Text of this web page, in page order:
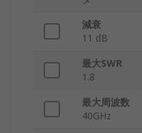
減衰
11 dB
最大SWR
1.8
最大周波数
40GHz